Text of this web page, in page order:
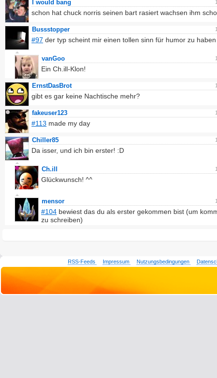
I would bang
schon hat chuck norris seinen bart rasiert wachsen ihm
Bussstopper
#97 der typ scheint mir einen tollen sinn für humor zu
vanGoo
Ein Ch.ill-Klon!
ErnstDasBrot
gibt es gar keine Nachtische mehr?
fakeuser123
#113 made my day
Chiller85
Da isser, und ich bin erster! :D
Ch.ill
Glückwunsch! ^^
mensor
#104 bewiest das du als erster gekommen bist (um
zu schreiben)
RSS-Feeds Impressum Nutzungsbedingungen